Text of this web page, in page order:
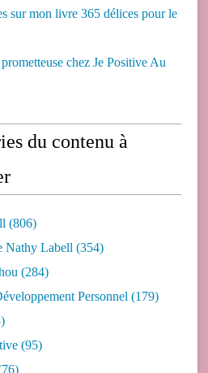
sur mon livre 365 délices pour le
chez Je Positive Au
du contenu à
(806)
Nathy Labell (354)
(284)
Personnel (179)
(95)